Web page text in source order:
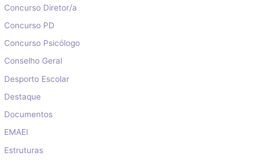
Concurso Diretor/a
Concurso PD
Concurso Psicólogo
Conselho Geral
Desporto Escolar
Destaque
Documentos
EMAEI
Estruturas